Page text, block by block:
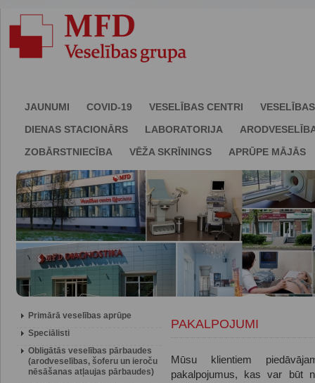
JAUNUMI COVID-19 VESELĪBAS CENTRI
DIENAS STACIONĀRS
LABORATORIJA
ZOBĀRSTNIECĪBA
VĒŽA SKRĪNINGS APRŪPE MĀJĀS
Primārā veselības aprūpe
Speciālisti
Obligātās veselības pārbaudes
(arodveselības, šoferu un ieroču
nēsāšanas atļaujas pārbaudes)
PAKALPOJUMI
Mūsu klientiem
pakalpojumus, kas var būt